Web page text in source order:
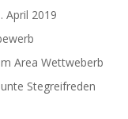
April 2019
Area Wettweberb
Stegreifreden